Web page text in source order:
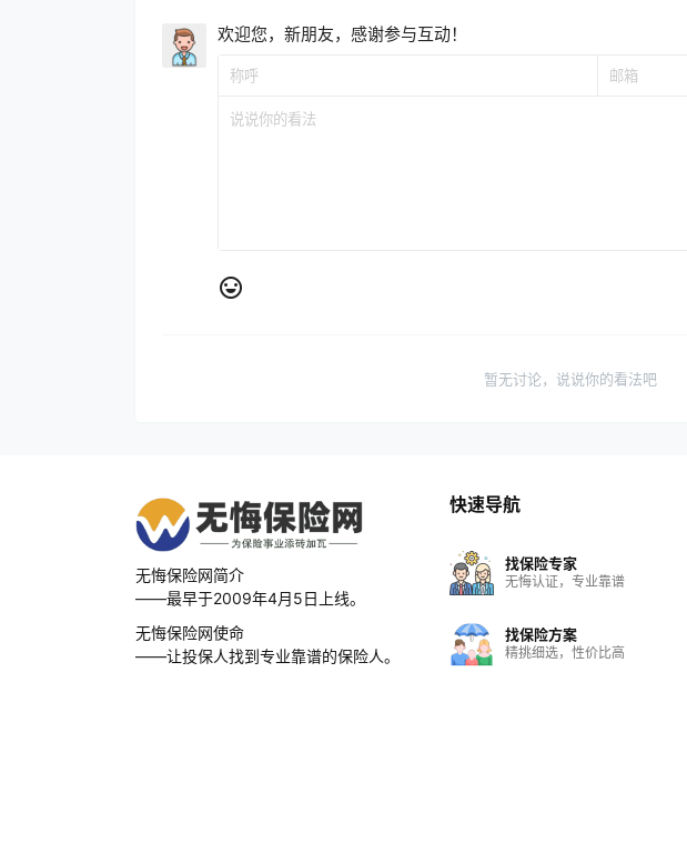
欢迎您，新朋友，感谢参与互动！
暂无讨论，说说你的看法吧
无悔保险网简介
——最早于2009年4月5日上线。
无悔保险网使命
——让投保人找到专业靠谱的保险人。
快速导航
找保险专家
无悔认证，专业靠谱
找保险方案
精挑细选，性价比高